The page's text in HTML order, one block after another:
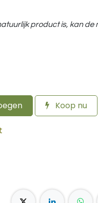
product is, kan de
Koop nu